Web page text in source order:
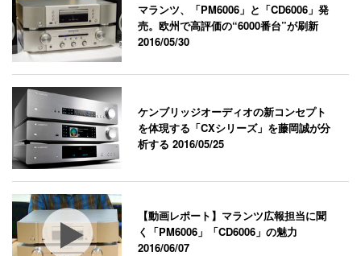
マランツ、「PM6006」と「CD6006」発
売。欧州で高評価の“6000番台”が刷新
2016/05/30
ケンブリッジオーディオの新コンセプト
を体現する「CXシリーズ」を藤岡誠が分
析する2016/05/25
【動画レポート】マランツ広報担当に聞
く「PM6006」「CD6006」の魅力
2016/06/07